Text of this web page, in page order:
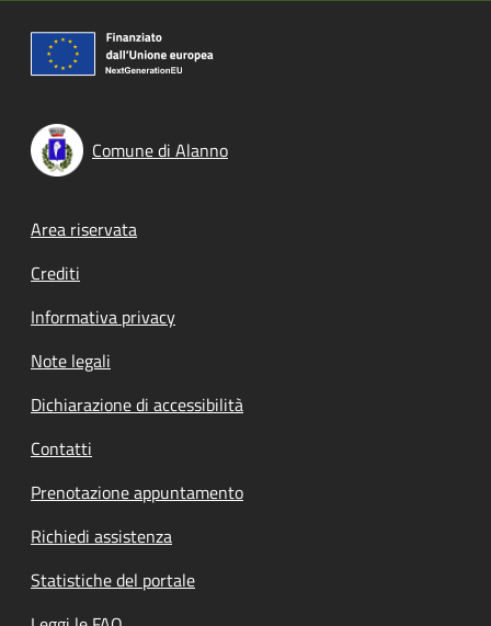
Comune di Alanno
Footer menu
Area riservata
Crediti
Informativa privacy
Note legali
Dichiarazione di accessibilità
Contatti
Prenotazione appuntamento
Richiedi assistenza
Statistiche del portale